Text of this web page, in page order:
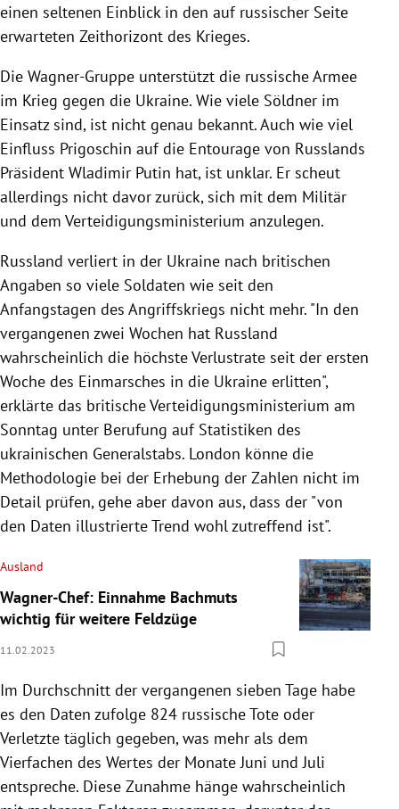
einen seltenen Einblick in den auf russischer Seite
erwarteten Zeithorizont des Krieges.
Die Wagner-Gruppe unterstützt die russische Armee
im Krieg gegen die Ukraine. Wie viele Söldner im
Einsatz sind, ist nicht genau bekannt. Auch wie viel
Einfluss Prigoschin auf die Entourage von Russlands
Präsident Wladimir Putin hat, ist unklar. Er scheut
allerdings nicht davor zurück, sich mit dem Militär
und dem Verteidigungsministerium anzulegen.
Russland verliert in der Ukraine nach britischen
Angaben so viele Soldaten wie seit den
Anfangstagen des Angriffskriegs nicht mehr. "In den
vergangenen zwei Wochen hat Russland
wahrscheinlich die höchste Verlustrate seit der ersten
Woche des Einmarsches in die Ukraine erlitten",
erklärte das britische Verteidigungsministerium am
Sonntag unter Berufung auf Statistiken des
ukrainischen Generalstabs. London könne die
Methodologie bei der Erhebung der Zahlen nicht im
Detail prüfen, gehe aber davon aus, dass der "von
den Daten illustrierte Trend wohl zutreffend ist".
Ausland
Wagner-Chef: Einnahme Bachmuts
wichtig für weitere Feldzüge
11.02.2023
Im Durchschnitt der vergangenen sieben Tage habe
es den Daten zufolge 824 russische Tote oder
Verletzte täglich gegeben, was mehr als dem
Vierfachen des Wertes der Monate Juni und Juli
entspreche. Diese Zunahme hänge wahrscheinlich